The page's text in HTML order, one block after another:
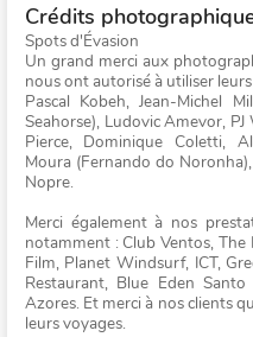
Crédits
Spots d'Évasion
Un grand merci aux
nous ont autorisé à utiliser
Pascal Kobeh, Jean-Michel
Seahorse), Ludovic Amevor,
Pierce, Dominique Coletti,
Moura (Fernando do
Nopre.
Merci également à nos
notamment : Club Ventos, The
Film, Planet Windsurf, ICT,
Restaurant, Blue Eden
Azores. Et merci à nos clients
leurs voyages.